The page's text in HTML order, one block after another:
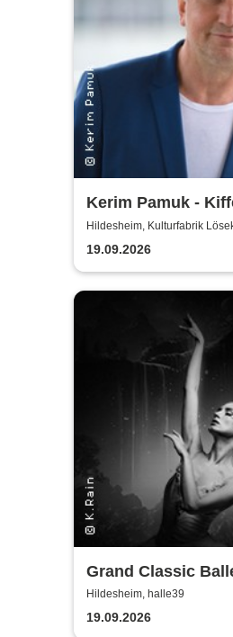
Kerim Pamuk -
& Kajal
Hildesheim, Kulturfabrik
19.09.2026
Grand Classic
Schwanensee -
Bühne mit live
Hildesheim, halle39
19.09.2026